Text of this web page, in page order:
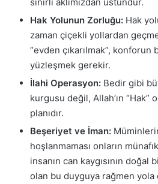
Hak Yolunun Zorluğu: Hak
zaman çiçekli yollardan
“evden çıkarılmak”,
yüzleşmek gerekir.
İlahi Operasyon: Bedir gibi
kurgusu değil, Allah’ın “Hak”
planıdır.
Beşeriyet ve İman:
hoşlanmaması onların
insanın can kaygısının
olan bu duyguya rağmen